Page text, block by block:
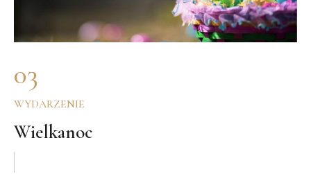
03
WYDARZENIE
Wielkanoc